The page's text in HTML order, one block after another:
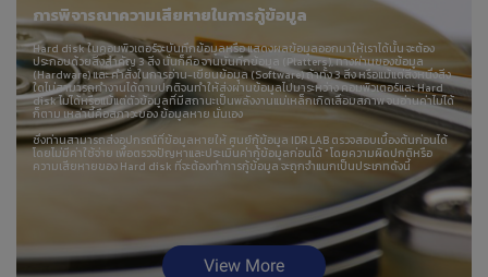
การพิจารณาความเสียหายในการกู้ข้อมูล
Hard disk ในคอมพิวเตอร์จะบันทึกข้อมูลหรือ แสดงผลข้อมูลออกมาให้เราได้นั้น จะต้อง
ประกอบด้วยสิ่งสำคัญ 3 สิ่ง นั่นก็คือ จานบันทึกข้อมูล (Platters), ทางผ่านของข้อมูล
(Hardware) และ คำสั่งในการอ่าน-เขียนข้อมูล (Software) ถ้าทั้ง 3 สิ่ง หรือแม้แต่สิ่งหนึ่งสิ่ง
ใดไม่สามารถทำงานได้ตามปกติจนทำให้ส่งผ่านข้อมูลไปมาระหว่าง คอมพิวเตอร์และ Hard
disk ไม่ได้หรือแม้แต่ตัวข้อมูลที่มีสถานะเป็นพลังงานแม่เหล็กเกิดเสื่อมสภาพ จนอ่านค่าไม่ได้
ก็ตาม เหล่านี้คือสภาวะของ ข้อมูลหาย นั่นเอง
ซึ่งท่านสามารถส่งอุปกรณ์ที่ข้อมูลหายให้ ศูนย์กู้ข้อมูล IDR LAB ตรวจสอบเบื้องต้นก่อนได้
โดยไม่มีค่าใช้จ่าย เพื่อตรวจปัญหาและประเมินค่ากู้ข้อมูลก่อนได้ " โดยความผิดปกติหรือ
ความเสียหายของ Hard disk ที่จะต้องทำการกู้ข้อมูล จะถูกจำแนกเป็นประเภทดังนี้
View More